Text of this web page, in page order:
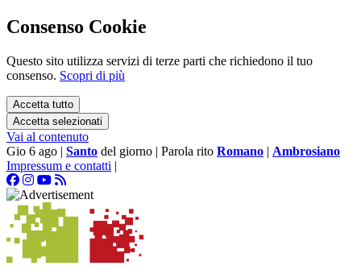
Consenso Cookie
Questo sito utilizza servizi di terze parti che richiedono il tuo
consenso. Scopri di più
Accetta tutto
Accetta selezionati
Vai al contenuto
Gio 6 ago | Santo del giorno | Parola rito Romano | Ambrosiano
Impressum e contatti |